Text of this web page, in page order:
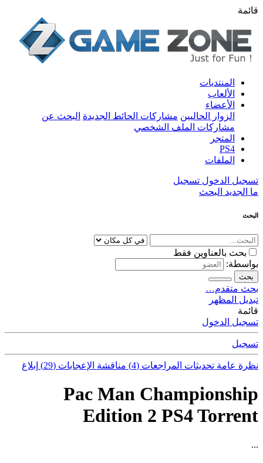
قائمة
المنتديات
الألعاب
الأعضاء
الزوار الحاليين مشاركات الحائط الجديدة البحث عن
مشاركات الملف الشخصي
المتجر
PS4
الملفات
تسجيل الدخول تسجيل
ما الجديد البحث
البحث
بحث بالعناوين فقط
بواسطة:
بحث
بحث متقدم…
تبديل المظهر
قائمة
تسجيل الدخول
تسجيل
نظرة عامة تحديثات المراجعات (4) مناقشة الإعجابات (29) إبلاغ
Pac Man Championship
Edition 2 PS4 Torrent
...